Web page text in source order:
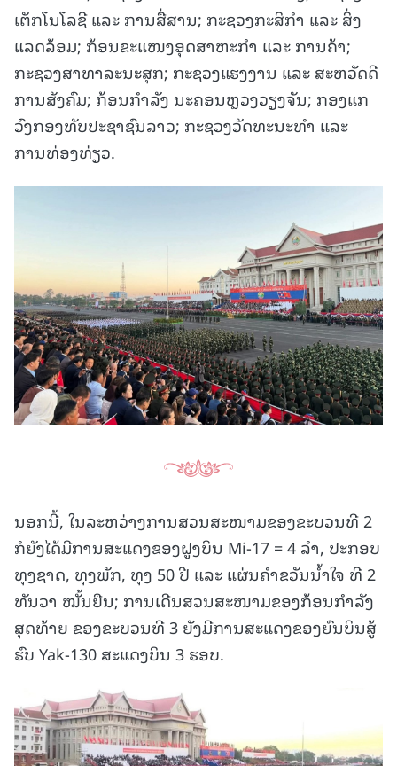
ເຕັກໂນໂລຊີ ແລະ ການສື່ສານ; ກະຊວງກະສິກຳ ແລະ ສິ່ງ
ແລດລ້ອມ; ກ້ອນຂະແໜງອຸດສາຫະກຳ ແລະ ການຄ້າ;
ກະຊວງສາທາລະນະສຸກ; ກະຊວງແຮງງານ ແລະ ສະຫວັດດີ
ການສັງຄົມ; ກ້ອນກຳລັງ ນະຄອນຫຼວງວຽງຈັນ; ກອງແກ
ວົງກອງທັບປະຊາຊົນລາວ; ກະຊວງວັດທະນະທຳ ແລະ
ການທ່ອງທ່ຽວ.
ນອກນີ້, ໃນລະຫວ່າງການສວນສະໜາມຂອງຂະບວນທີ 2
ກໍຍັງໄດ້ມີການສະແດງຂອງຝູງບິນ Mi-17 = 4 ລໍາ, ປະກອບ
ທຸງຊາດ, ທຸງພັກ, ທຸງ 50 ປີ ແລະ ແຜ່ນຄໍາຂວັນນໍ້າໃຈ ທີ 2
ທັນວາ ໝັ້ນຍືນ; ການເດີນສວນສະໜາມຂອງກ້ອນກໍາລັງ
ສຸດທ້າຍ ຂອງຂະບວນທີ 3 ຍັງມີການສະແດງຂອງຍົນບິນສູ້
ຮົບ Yak-130 ສະແດງບິນ 3 ຮອບ.